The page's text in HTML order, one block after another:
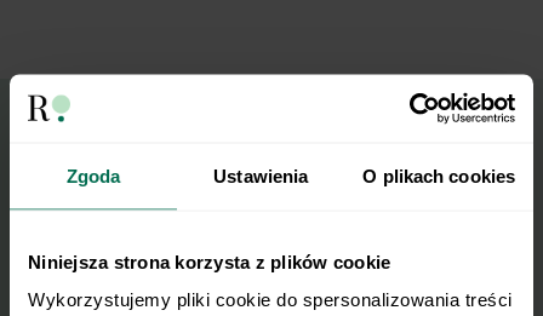
Zgoda Ustawienia O plikach cookies
Niniejsza strona korzysta z plików cookie
Wykorzystujemy pliki cookie do spersonalizowania treści
Wyślij przepis na e-mail
skrzynkę e-mail.